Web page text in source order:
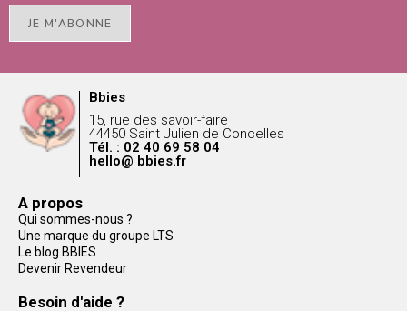
JE M'ABONNE
Bbies
15, rue des savoir-faire
44450 Saint Julien de Concelles
Tél. : 02 40 69 58 04
hello@ bbies.fr
A propos
Qui sommes-nous ?
Une marque du groupe LTS
Le blog BBIES
Devenir Revendeur
Besoin d'aide ?